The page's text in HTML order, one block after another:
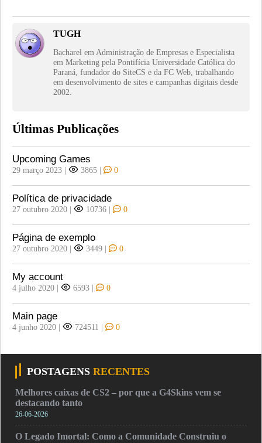
TUGH
Bacharel em Administração de Empresas e Especialista
em Marketing pela Pontifícia Universidade Católica do
Paraná, fundador do SiteCS e da FC Web, trabalhando
em desenvolvimento de sites e campanhas digitais desde
2002.
Últimas Publicações
Upcoming Games
29 março 2023 | 3865 | 0
Política de privacidade
27 outubro 2020 | 10736 | 0
Página de exemplo
27 outubro 2020 | 3449 | 0
My account
4 julho 2020 | 6593 | 0
Main page
4 junho 2020 | 724511 | 0
POSTAGENS RECENTES
Melhores caixas de CS2 – por que a G4Skins vem se
destacando tanto
26-06-2026
O Legado Imortal: Como a Comunidade Construiu o